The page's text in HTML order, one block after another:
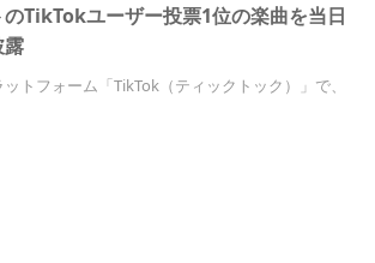
のTikTokユーザー投票1位の楽曲を当日
露
トフォーム「TikTok（ティックトック）」で、